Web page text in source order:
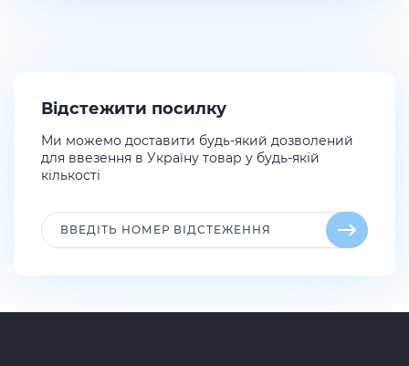
Відстежити посилку
Ми можемо доставити будь-який дозволений
для ввезення в Україну товар у будь-якій
кількості